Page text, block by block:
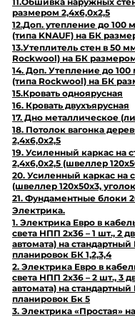
размером 2,4х6,0х2,5
12.Доп. утепление до
(типа KNAUF) на БК
13.Утеплитель стен в 50
Rockwool) на БК
14. Доп. Утепление до
(типа Rockwool) на БК
15.Кровать одноярусная
16. Кровать двухъярусная
17. Дно металлическое
18. Потолок вагонка
2,4х6,0х2,5
19. Усиленный каркас на
2,4х6,0х2,5 (швеллер
20. Усиленный каркас на
(швеллер 120х50х3, уголок
21. Фундаментные блоки
Электрика.
1. Электрика Евро в
света НПП 2х36 – 1 шт., 2
автомата) на
планировок БК 1,2,3,4
2. Электрика Евро в
света НПП 2х36 – 2 шт., 3
автомата) на
планировок Бк 5
3. Электрика «Простая»